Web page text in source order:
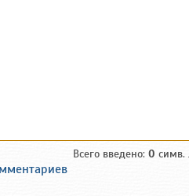
Всего введено: 0 симв.